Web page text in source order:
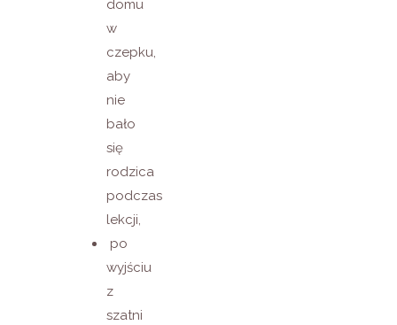
domu
w
czepku,
aby
nie
bało
się
rodzica
podczas
lekcji,
po
wyjściu
z
szatni